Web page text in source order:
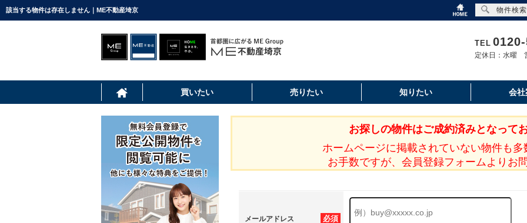
該当する物件は存在しません｜ME不動産埼京
TEL
定休日：水曜
買いたい 売りたい 知りたい 会社
お探しの物件はご成約済みとなってお
ホームページに掲載されていない物件も多
お手数ですが、会員登録フォームよりお
必須
メールアドレス
物件検索